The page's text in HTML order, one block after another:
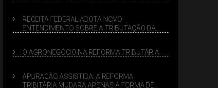
RECEITA FEDERAL ADOTA NOVO
ENTENDIMENTO SOBRE A TRIBUTAÇÃO DA
O AGRONEGÓCIO NA REFORMA TRIBUTÁRIA
APURAÇÃO ASSISTIDA: A REFORMA
TRIBITÁRIA MUDARÁ APENAS A FORMA DE